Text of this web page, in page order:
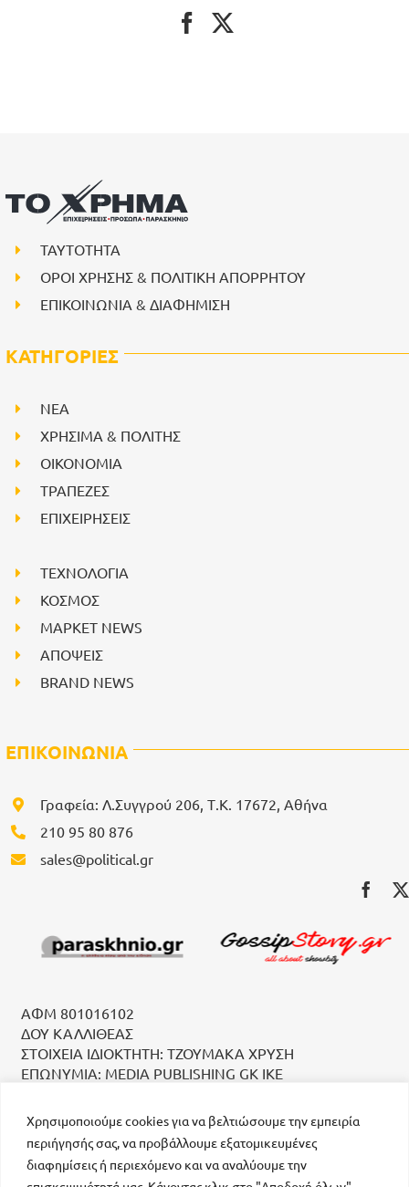
Χρησιμοποιούμε cookies για να βελτιώσουμε την εμπειρία
περιήγησής σας, να προβάλλουμε εξατομικευμένες
διαφημίσεις ή περιεχόμενο και να αναλύουμε την
ΤΑΥΤΟΤΗΤΑ
ΟΡΟΙ ΧΡΗΣΗΣ & ΠΟΛΙΤΙΚΗ ΑΠΟΡΡΗΤΟΥ
ΕΠΙΚΟΙΝΩΝΙΑ & ΔΙΑΦΗΜΙΣΗ
ΚΑΤΗΓΟΡΙΕΣ
NEA
ΧΡΗΣΙΜΑ & ΠΟΛΙΤΗΣ
ΟΙΚΟΝΟΜΙΑ
ΤΡΑΠΕΖΕΣ
ΕΠΙΧΕΙΡΗΣΕΙΣ
ΤΕΧΝΟΛΟΓΙΑ
ΚΟΣΜΟΣ
ΜΑΡΚΕΤ NEWS
ΑΠΟΨΕΙΣ
BRAND NEWS
ΕΠΙΚΟΙΝΩΝΙΑ
Γραφεία: Λ.Συγγρού 206, Τ.Κ. 17672, Αθήνα
210 95 80 876
sales@political.gr
ΑΦΜ 801016102
ΔΟΥ ΚΑΛΛΙΘΕΑΣ
ΣΤΟΙΧΕΙΑ ΙΔΙΟΚΤΗΤΗ: ΤΖΟΥΜΑΚΑ ΧΡΥΣΗ
ΕΠΩΝΥΜΙΑ: MEDIA PUBLISHING GK IKE